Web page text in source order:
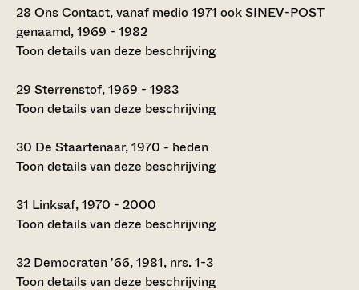
28 Ons Contact, vanaf medio 1971 ook SINEV-POST
genaamd, 1969 - 1982
Toon details van deze beschrijving
29 Sterrenstof, 1969 - 1983
Toon details van deze beschrijving
30 De Staartenaar, 1970 - heden
Toon details van deze beschrijving
31 Linksaf, 1970 - 2000
Toon details van deze beschrijving
32 Democraten '66, 1981, nrs. 1-3
Toon details van deze beschrijving